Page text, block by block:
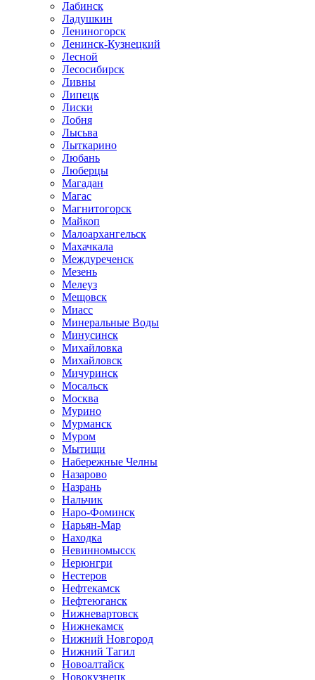
Лабинск
Ладушкин
Лениногорск
Ленинск-Кузнецкий
Лесной
Лесосибирск
Ливны
Липецк
Лиски
Лобня
Лысьва
Лыткарино
Любань
Люберцы
Магадан
Магас
Магнитогорск
Майкоп
Малоархангельск
Махачкала
Междуреченск
Мезень
Мелеуз
Мещовск
Миасс
Минеральные Воды
Минусинск
Михайловка
Михайловск
Мичуринск
Мосальск
Москва
Мурино
Мурманск
Муром
Мытищи
Набережные Челны
Назарово
Назрань
Нальчик
Наро-Фоминск
Нарьян-Мар
Находка
Невинномысск
Нерюнгри
Нестеров
Нефтекамск
Нефтеюганск
Нижневартовск
Нижнекамск
Нижний Новгород
Нижний Тагил
Новоалтайск
Новокузнецк